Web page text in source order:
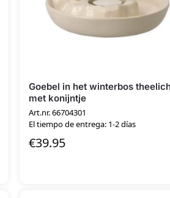
Goebel in het winterbos
met konijntje
Art.nr. 66704301
El tiempo de entrega: 1-2 días
€39.95